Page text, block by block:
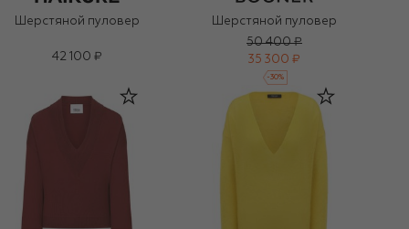
Шерстяной пуловер
42 100 ₽
Шерстяной пуловер
50 400 ₽
35 300 ₽
-30%